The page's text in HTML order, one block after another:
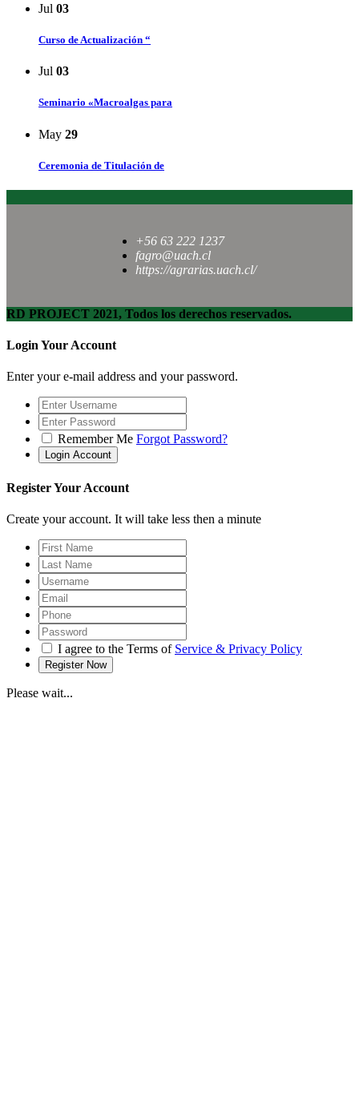
Jul 03
Curso de Actualización “
Jul 03
Seminario «Macroalgas para
May 29
Ceremonia de Titulación de
+56 63 222 1237
fagro@uach.cl
https://agrarias.uach.cl/
RD PROJECT 2021, Todos los derechos reservados.
Login Your Account
Enter your e-mail address and your password.
Remember Me Forgot Password?
Register Your Account
Create your account. It will take less then a minute
I agree to the Terms of Service & Privacy Policy
Please wait...